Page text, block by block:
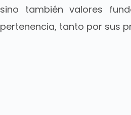
sino también valores
pertenencia, tanto por sus